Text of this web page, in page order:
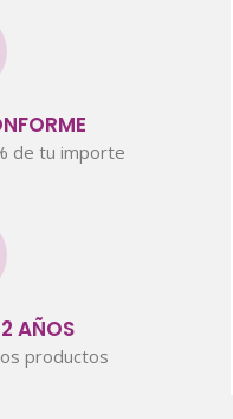
de tu importe
AÑOS
productos